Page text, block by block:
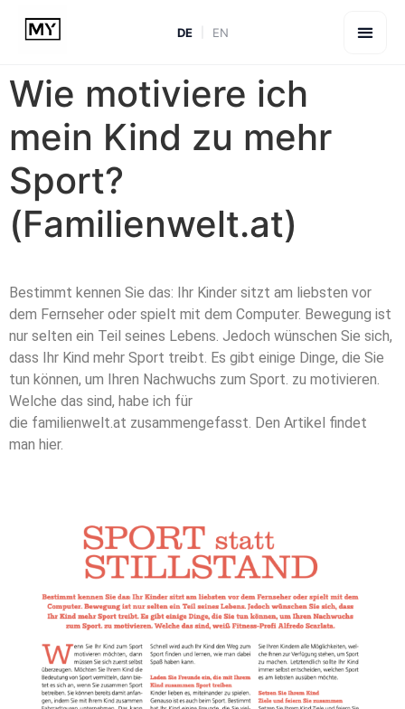
DE EN
Wie motiviere ich
mein Kind zu mehr
Sport?
(Familienwelt.at)
Bestimmt kennen Sie das: Ihr Kinder sitzt am liebsten vor
dem Fernseher oder spielt mit dem Computer. Bewegung ist
nur selten ein Teil seines Lebens. Jedoch wünschen Sie sich,
dass Ihr Kind mehr Sport treibt. Es gibt einige Dinge, die Sie
tun können, um Ihren Nachwuchs zum Sport. zu motivieren.
Welche das sind, habe ich für
die familienwelt.at zusammengefasst. Den Artikel findet
man hier.